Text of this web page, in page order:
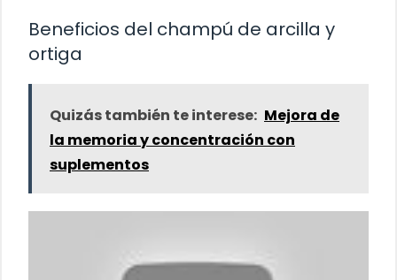
Beneficios del champú de arcilla y
ortiga
Quizás también te interese: Mejora de
la memoria y concentración con
suplementos